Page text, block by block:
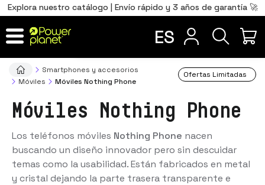
Explora nuestro catálogo | Envío rápido y 3 años de garantía 🚀
ES
Smartphones y accesorios
Móviles
Móviles Nothing Phone
Ofertas Limitadas
Móviles Nothing Phone
Los teléfonos móviles Nothing Phone nacen
buscando un diseño innovador pero sin descuidar
temas como la usabilidad. Están fabricados en metal
y cristal dejando la parte trasera transparente e
conectividad Total 0,00€
IR AL CARRITO
Português
PT
FR